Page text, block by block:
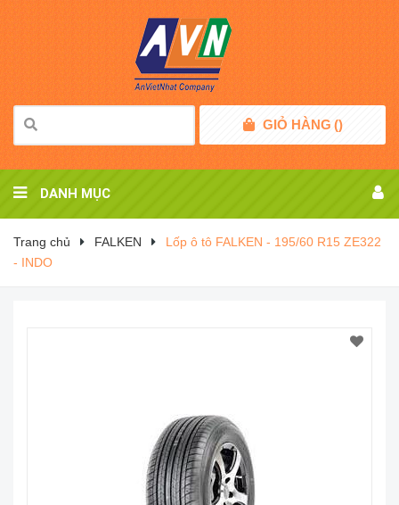
GIỎ HÀNG ()
DANH MỤC
Trang chủ FALKEN
Lốp ô tô FALKEN - 195/60 R15 ZE322
- INDO